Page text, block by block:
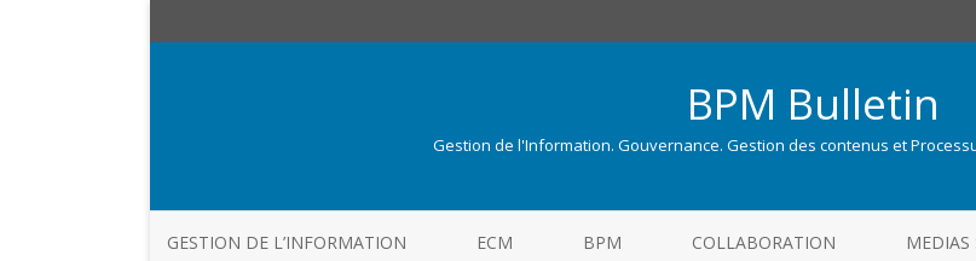
BPM Bulletin
Gestion de l'Information. Gouvernance. Gestion des contenus et
to
GESTION DE L’INFORMATION ECM BPM COLLABORATION MEDIAS